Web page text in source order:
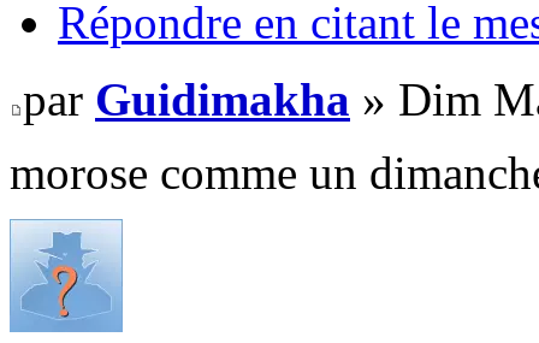
Répondre en citant le
par Guidimakha » Dim
morose comme un